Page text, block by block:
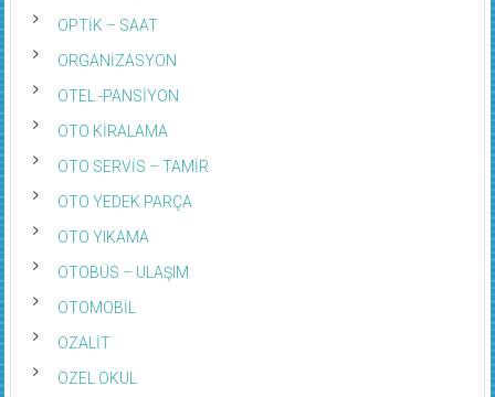
OPTİK – SAAT
ORGANİZASYON
OTEL -PANSİYON
OTO KİRALAMA
OTO SERVİS – TAMİR
OTO YEDEK PARÇA
OTO YIKAMA
OTOBÜS – ULAŞIM
OTOMOBİL
OZALİT
ÖZEL OKUL